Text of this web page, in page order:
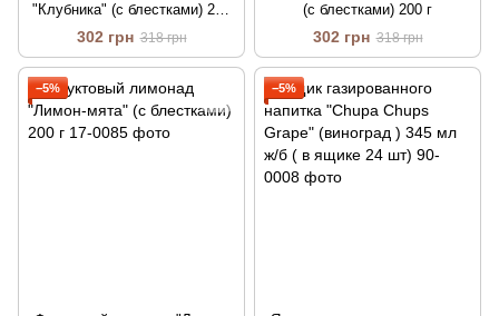
"Клубника" (с блестками) 200
302 грн 318 грн
(с блестками) 200 г
302 грн 318 грн
−5% −5%